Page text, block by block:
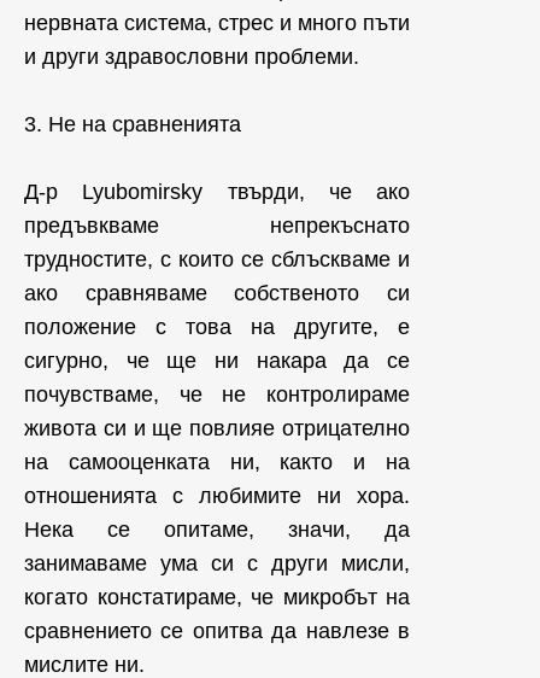
нервната система, стрес и много пъти
и други здравословни проблеми.
3. Не на сравненията
Д-р Lyubomirsky твърди, че ако
предъвкваме непрекъснато
трудностите, с които се сблъскваме и
ако сравняваме собственото си
положение с това на другите, е
сигурно, че ще ни накара да се
почувстваме, че не контролираме
живота си и ще повлияе отрицателно
на самооценката ни, както и на
отношенията с любимите ни хора.
Нека се опитаме, значи, да
занимаваме ума си с други мисли,
когато констатираме, че микробът на
сравнението се опитва да навлезе в
мислите ни.